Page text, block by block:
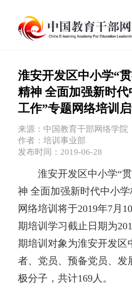
淮安开发区中小学“
精神 全面加强新时
工作”专题网络培训
来源：中国教育干部网络学院
作者：培训事业部
发布时间：2019-06-28
淮安开发区中小学“
神 全面加强新时代中小
网络培训将于2019年7月
期培训学习截止日期为
期培训对象为淮安开发区
者、党员、预备党员、发
极分子，共计169人。